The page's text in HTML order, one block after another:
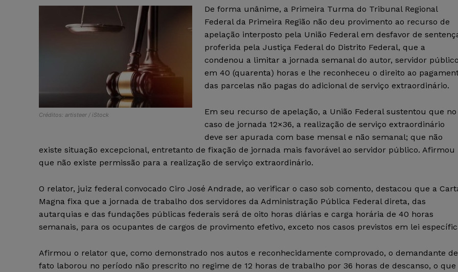
Créditos: artisteer / iStock
De forma unânime, a Primeira Turma do Tribunal Regional
Federal da Primeira Região não deu provimento ao recurso de
apelação interposto pela União Federal em desfavor de
proferida pela Justiça Federal do Distrito Federal, que a
condenou a limitar a jornada semanal do autor, servidor
em 40 (quarenta) horas e lhe reconheceu o direito ao
das parcelas não pagas do adicional de serviço extraordinário.
Em seu recurso de apelação, a União Federal sustentou que no
caso de jornada 12×36, a realização de serviço extraordinário
deve ser apurada com base mensal e não semanal; que não
existe situação excepcional, entretanto de fixação de jornada mais favorável ao servidor público. Afirmou
que não existe permissão para a realização de serviço extraordinário.
O relator, juiz federal convocado Ciro José Andrade, ao verificar o caso sob comento, destacou que a
Magna fixa que a jornada de trabalho dos servidores da Administração Pública Federal direta, das
autarquias e das fundações públicas federais será de oito horas diárias e carga horária de 40 horas
semanais, para os ocupantes de cargos de provimento efetivo, exceto nos casos previstos em lei
Afirmou o relator que, como demonstrado nos autos e reconhecidamente comprovado, o demandante de
fato laborou no período não prescrito no regime de 12 horas de trabalho por 36 horas de descanso, o que